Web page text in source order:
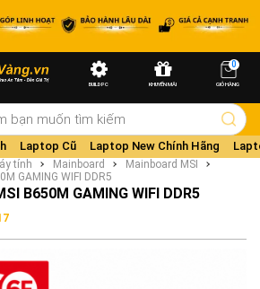
BUILD PC KHUYẾN MÃI
0
GIỎ HÀNG
Laptop Cũ Laptop New Chính Hãng
tính Mainboard
Mainboard MSI
GAMING WIFI DDR5
B650M GAMING WIFI DDR5